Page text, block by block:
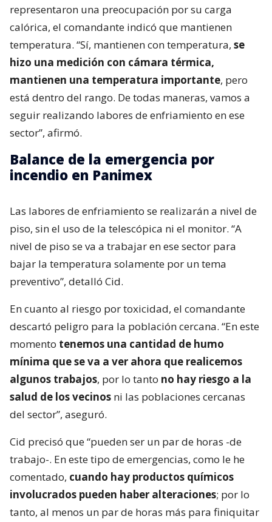
representaron una preocupación por su carga
calórica, el comandante indicó que mantienen
temperatura. “Sí, mantienen con temperatura, se
hizo una medición con cámara térmica,
mantienen una temperatura importante, pero
está dentro del rango. De todas maneras, vamos a
seguir realizando labores de enfriamiento en ese
sector”, afirmó.
Balance de la emergencia por
incendio en Panimex
Las labores de enfriamiento se realizarán a nivel de
piso, sin el uso de la telescópica ni el monitor. “A
nivel de piso se va a trabajar en ese sector para
bajar la temperatura solamente por un tema
preventivo”, detalló Cid.
En cuanto al riesgo por toxicidad, el comandante
descartó peligro para la población cercana. “En este
momento tenemos una cantidad de humo
mínima que se va a ver ahora que realicemos
algunos trabajos, por lo tanto no hay riesgo a la
salud de los vecinos ni las poblaciones cercanas
del sector”, aseguró.
Cid precisó que “pueden ser un par de horas -de
trabajo-. En este tipo de emergencias, como le he
comentado, cuando hay productos químicos
involucrados pueden haber alteraciones; por lo
tanto, al menos un par de horas más para finiquitar